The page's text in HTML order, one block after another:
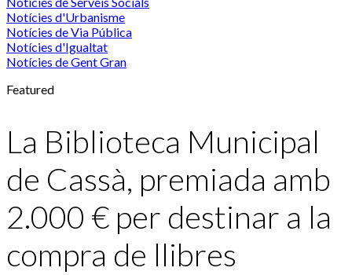
Notícies d'Urbanisme
Notícies de Via Pública
Notícies d'Igualtat
Notícies de Gent Gran
Featured
La Biblioteca Municipal
de Cassà, premiada amb
2.000 € per destinar a la
compra de llibres